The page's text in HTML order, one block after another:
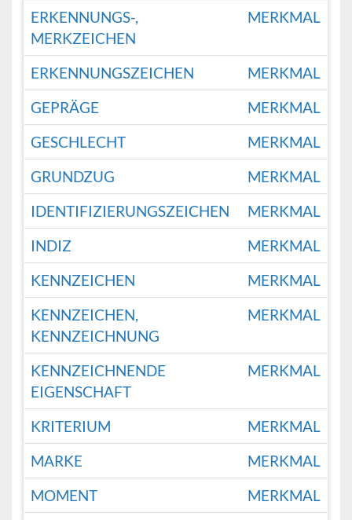
ERKENNUNGS-,
MERKZEICHEN
MERKMAL
ERKENNUNGSZEICHEN
MERKMAL
GEPRÄGE
MERKMAL
GESCHLECHT
MERKMAL
GRUNDZUG
MERKMAL
IDENTIFIZIERUNGSZEICHEN
MERKMAL
INDIZ
MERKMAL
KENNZEICHEN
MERKMAL
KENNZEICHEN,
KENNZEICHNUNG
MERKMAL
KENNZEICHNENDE
EIGENSCHAFT
MERKMAL
KRITERIUM
MERKMAL
MARKE
MERKMAL
MOMENT
MERKMAL